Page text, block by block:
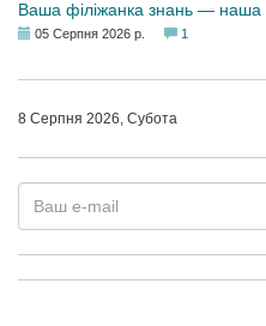
Ваша філіжанка знань — наша
05 Серпня 2026 р. 1
8 Серпня 2026, Субота